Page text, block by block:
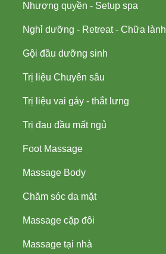
Nhượng quyền - Setup spa
Nghỉ dưỡng - Retreat - Chữa lành
Gội đầu dưỡng sinh
Trị liệu Chuyên sâu
Trị liệu vai gáy - thắt lưng
Trị đau đầu mất ngủ
Foot Massage
Massage Body
Chăm sóc da mặt
Massage cặp đôi
Massage tại nhà